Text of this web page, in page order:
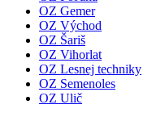
OZ Gemer
OZ Východ
OZ Šariš
OZ Vihorlat
OZ Lesnej techniky
OZ Semenoles
OZ Ulič